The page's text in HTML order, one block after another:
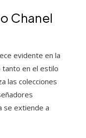
Chanel
evidente en la
tanto en el estilo
las colecciones
se extiende a